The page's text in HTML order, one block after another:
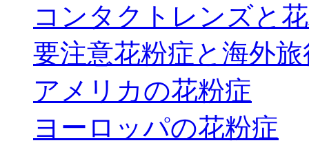
コンタクトレンズと
要注意花粉症と海外旅
アメリカの花粉症
ヨーロッパの花粉症